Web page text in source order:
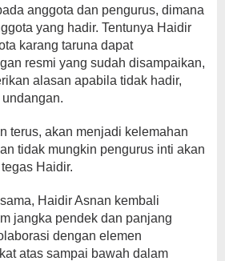
anggota dan pengurus, dimana
yang hadir. Tentunya Haidir
karang taruna dapat
resmi yang sudah disampaikan,
alasan apabila tidak hadir,
terus, akan menjadi kelemahan
tidak mungkin pengurus inti akan
Haidir.
Haidir Asnan kembali
jangka pendek dan panjang
dengan elemen
atas sampai bawah dalam